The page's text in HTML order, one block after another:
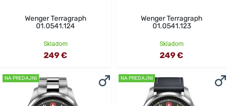
Wenger Terragraph
01.0541.124
Skladom
249 €
Wenger Terragraph
01.0541.123
Skladom
249 €
NA PREDAJNI NA PREDAJNI